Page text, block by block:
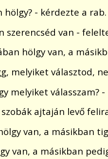
- kérdezte a rab.
szerencséd van -
hölgy van, a
melyiket választod,
melyiket válasszam?
ajtaján levő
van, a másikban
van, a másikban